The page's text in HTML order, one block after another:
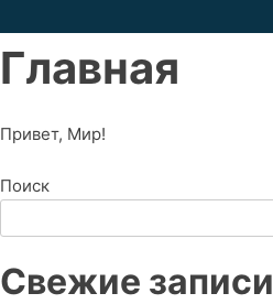
Главная
Привет, Мир!
Поиск
Свежие записи